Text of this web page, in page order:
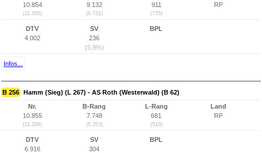
10.854
(11.265)
9.132
(6.731)
911
(735)
RP
DTV
4.002
SV
236
(5,9%)
BPL
Infos...
B 256 Hamm (Sieg) (L 267) - AS Roth (Westerwald) (B 62)
Nr.
10.855
(11.266)
B-Rang
7.748
(5.353)
L-Rang
681
(510)
Land
RP
DTV
6.916
SV
304
BPL